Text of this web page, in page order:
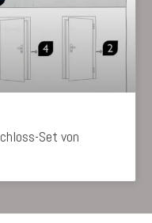
Set von